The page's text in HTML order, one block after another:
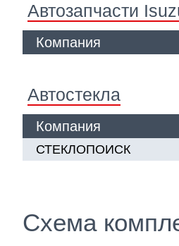
Автозапчасти
Компания
Автостекла
Компания
СТЕКЛОПОИСК
Схема